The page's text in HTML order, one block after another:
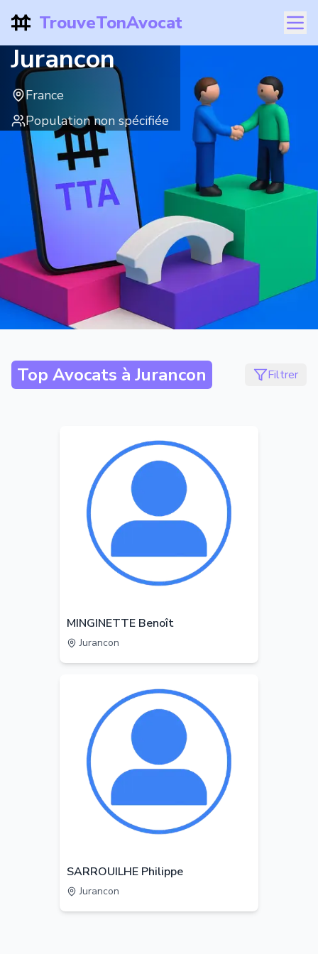
TrouveTonAvocat
Jurancon
France
Population non spécifiée
Top Avocats à Jurancon Filtrer
MINGINETTE Benoît
Jurancon
SARROUILHE Philippe
Jurancon